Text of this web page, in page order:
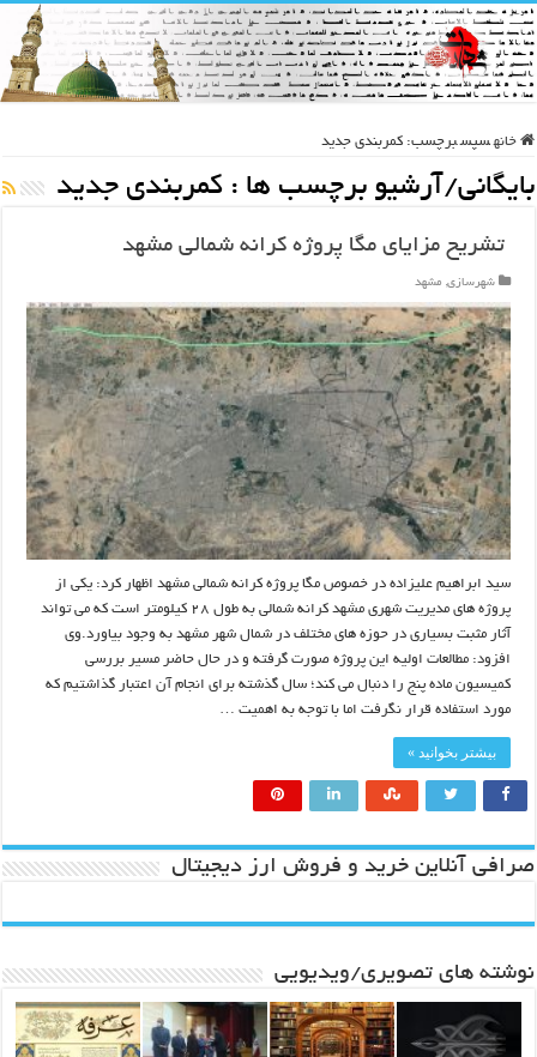
خانه سپس برچسب: کمربندی جدید
بایگانی/آرشیو برچسب ها : کمربندی جدید
تشریح مزایای مگا پروژه کرانه شمالی مشهد
شهرسازی, مشهد
سید ابراهیم علیزاده در خصوص مگا پروژه کرانه شمالی مشهد اظهار کرد: یکی از
پروژه های مدیریت شهری مشهد کرانه شمالی به طول ۲۸ کیلومتر است که می تواند
آثار مثبت بسیاری در حوزه های مختلف در شمال شهر مشهد به وجود بیاورد.وی
افزود: مطالعات اولیه این پروژه صورت گرفته و در حال حاضر مسیر بررسی
کمیسیون ماده پنج را دنبال می کند؛ سال گذشته برای انجام آن اعتبار گذاشتیم که
مورد استفاده قرار نگرفت اما با توجه به اهمیت …
بیشتر بخوانید »
صرافی آنلاین خرید و فروش ارز دیجیتال
نوشته های تصویری/ویدیویی